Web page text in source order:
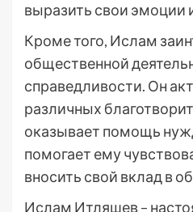
выразить свои эмоции
Кроме того, Ислам
общественной
справедливости. Он
различных
оказывает помощь
помогает ему
вносить свой вклад в
Ислам Итляшев –